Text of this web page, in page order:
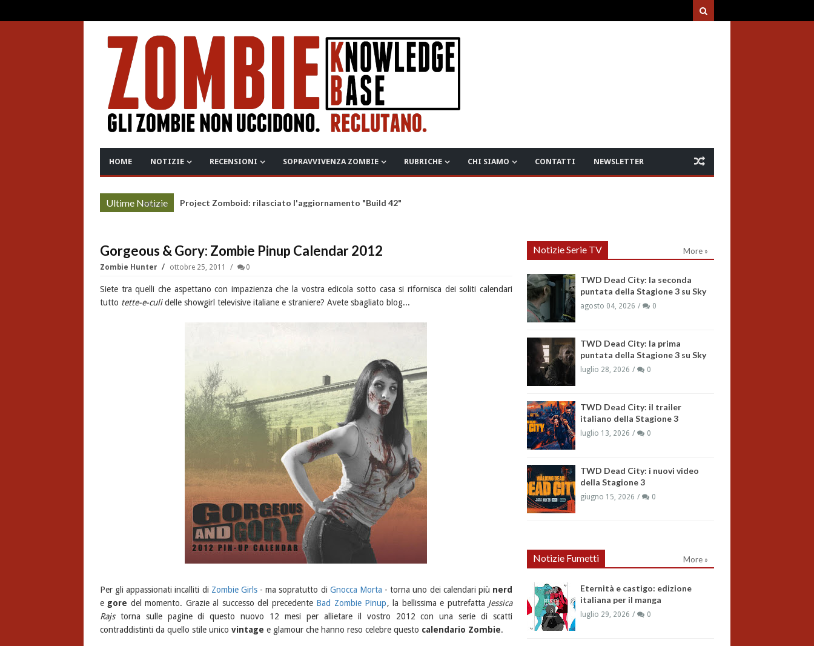
HOME NOTIZIE RECENSIONI SOPRAVVIVENZA ZOMBIE RUBRICHE CHI SIAMO CONTATTI NEWSLETTER
Ultime Notizie
More » Project Zomboid: rilasciato l'aggiornamento "Build 42"
Gorgeous & Gory: Zombie Pinup Calendar 2012
Zombie Hunter ottobre 25, 2011 0
Siete tra quelli che aspettano con impazienza che la vostra edicola sotto casa si rifornisca dei soliti calendari
tutto tette-e-culidelle showgirl televisive italiane e straniere? Avete sbagliato blog...
Per gli appassionati incalliti di Zombie Girls- ma sopratutto di Gnocca Morta - torna uno dei calendari più nerd
e gore del momento. Grazie al successo del precedente Bad Zombie Pinup, la bellissima e putrefatta Jessica
Rajstorna sulle pagine di questo nuovo 12 mesi per allietare il vostro 2012 con una serie di scatti
contraddistinti da quello stile unico vintage e glamour che hanno reso celebre questo calendario Zombie.
Notizie Serie TV More »
TWD Dead City: la seconda
puntata della Stagione 3 su Sky
agosto 04, 2026 0
TWD Dead City: la prima
puntata della Stagione 3 su Sky
luglio 28, 2026 0
TWD Dead City: il trailer
italiano della Stagione 3
luglio 13, 2026 0
TWD Dead City: i nuovi video
della Stagione 3
giugno 15, 2026 0
Notizie Fumetti More »
Eternità e castigo: edizione
italiana per il manga
luglio 29, 2026 0